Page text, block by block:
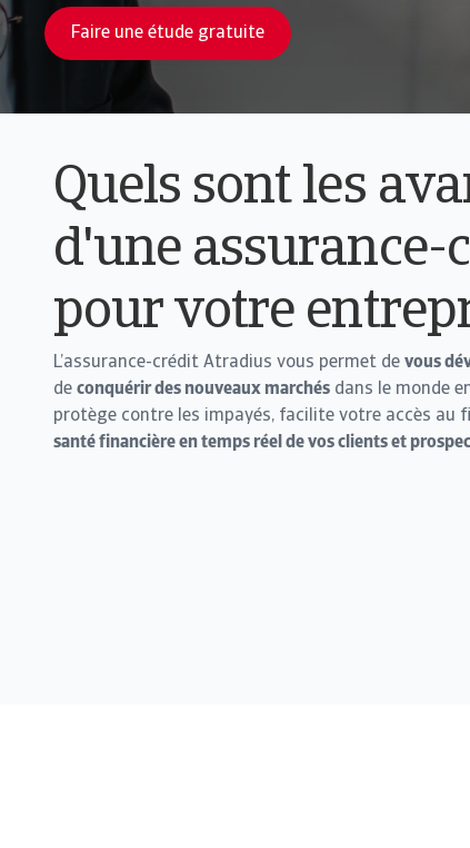
Faire une étude gratuite
Quels sont les
d'une assurance-
pour votre
L’assurance-crédit Atradius vous permet de vous
de conquérir des nouveaux marchés dans le monde
protège contre les impayés, facilite votre accès au
santé financière en temps réel de vos clients et